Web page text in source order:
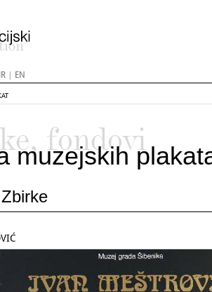
| EN
fondovi
muzejskih